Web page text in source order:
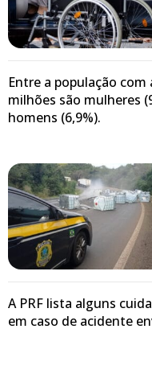
Entre a população
milhões são mulheres
homens (6,9%).
A PRF lista alguns
em caso de acidente